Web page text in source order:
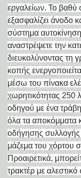
εργαλείων. Το βαθύ
εξασφαλίζει άνοδο
σύστημα
αναστρέψετε την
διευκολύνοντας τη
κοπής
μέσω του πίνακα
χωρητικότητας 250
οδηγού με ένα
όλα τα αποκόμματα
οδήγησης συλλογής
μάζεμα του χόρτου
Προαιρετικά,
τρακτέρ με